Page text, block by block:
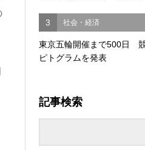
3 社会・経済
東京五輪開催まで500日
ピトグラムを発表
記事検索